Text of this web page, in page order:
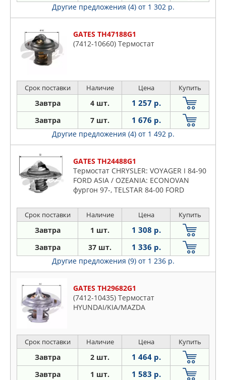
Другие предложения (4) от 1 302 р.
GATES TH47188G1
(7412-10660) Термостат
Срок поставки Наличие Цена Купить
Завтра 4 шт. 1 257 р.
Завтра 7 шт. 1 676 р.
Другие предложения (4) от 1 492 р.
GATES TH24488G1
Термостат CHRYSLER: VOYAGER I 84-90
FORD ASIA / OZEANIA: ECONOVAN
фургон 97-, TELSTAR 84-00 FORD
HONDA: ACCORD I 76-83, ACC
Срок поставки Наличие Цена Купить
Завтра 1 шт. 1 308 р.
Завтра 37 шт. 1 336 р.
Другие предложения (9) от 1 236 р.
GATES TH29682G1
(7412-10435) Термостат
HYUNDAI/KIA/MAZDA
Срок поставки Наличие Цена Купить
Завтра 2 шт. 1 464 р.
Завтра 1 шт. 1 583 р.